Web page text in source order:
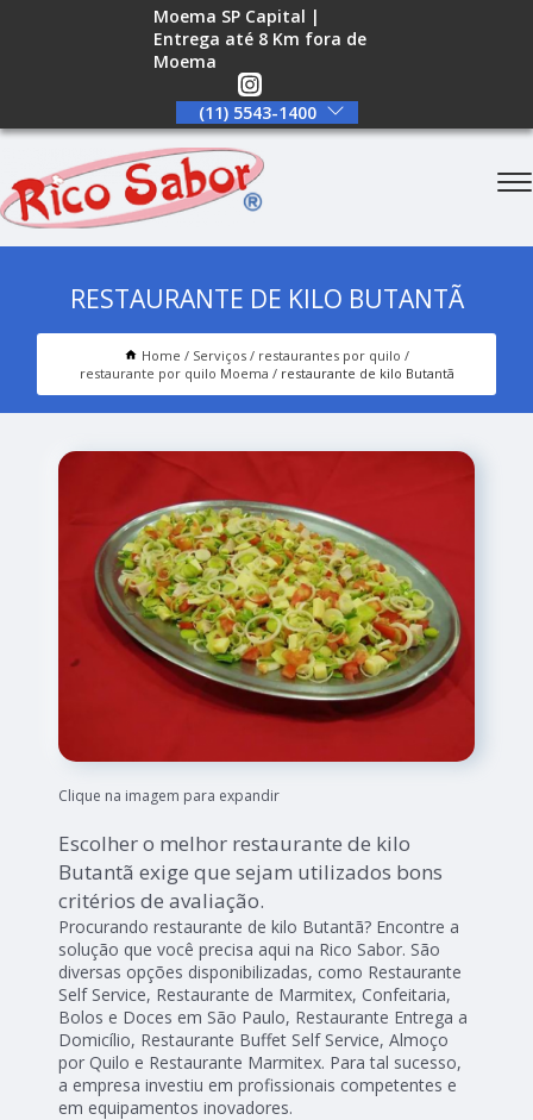
Moema SP Capital |
Entrega até 8 Km fora de
Moema
(11) 5543-1400
RESTAURANTE DE KILO BUTANTÃ
Home Serviços
restaurantes por quilo
restaurante por quilo Moema
restaurante de kilo Butantã
Clique na imagem para expandir
Escolher o melhor restaurante de kilo
Butantã exige que sejam utilizados bons
critérios de avaliação.
Procurando restaurante de kilo Butantã? Encontre a
solução que você precisa aqui na Rico Sabor. São
diversas opções disponibilizadas, como Restaurante
Self Service, Restaurante de Marmitex, Confeitaria,
Bolos e Doces em São Paulo, Restaurante Entrega a
Domicílio, Restaurante Buffet Self Service, Almoço
por Quilo e Restaurante Marmitex. Para tal sucesso,
a empresa investiu em profissionais competentes e
em equipamentos inovadores.